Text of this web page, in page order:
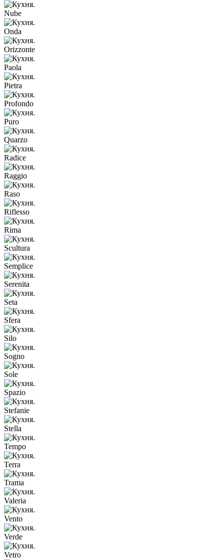
Nube
Onda
Orizzonte
Paola
Pietra
Profondo
Puro
Quarzo
Radice
Raggio
Raso
Riflesso
Rima
Scultura
Semplice
Serenita
Seta
Sfera
Silo
Sogno
Sole
Spazio
Stefanie
Stella
Tempo
Terra
Trama
Valeria
Vento
Verde
Vetro